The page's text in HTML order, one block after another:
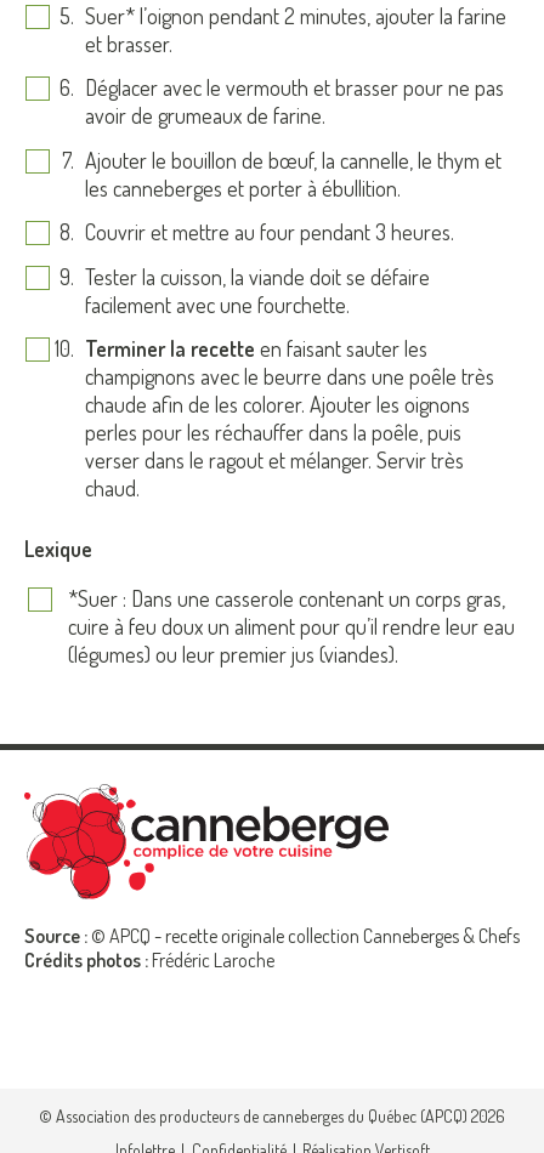
Suer* l’oignon pendant 2 minutes, ajouter la farine
et brasser.
Déglacer avec le vermouth et brasser pour ne pas
avoir de grumeaux de farine.
Ajouter le bouillon de bœuf, la cannelle, le thym et
les canneberges et porter à ébullition.
Couvrir et mettre au four pendant 3 heures.
Tester la cuisson, la viande doit se défaire
facilement avec une fourchette.
Terminer la recette en faisant sauter les
champignons avec le beurre dans une poêle très
chaude afin de les colorer. Ajouter les oignons
perles pour les réchauffer dans la poêle, puis
verser dans le ragout et mélanger. Servir très
chaud.
Lexique
*Suer : Dans une casserole contenant un corps gras,
cuire à feu doux un aliment pour qu’il rendre leur eau
(légumes) ou leur premier jus (viandes).
Source : © APCQ - recette originale collection Canneberges & Chefs
Crédits photos : Frédéric Laroche
© Association des producteurs de canneberges du Québec (APCQ) 2026